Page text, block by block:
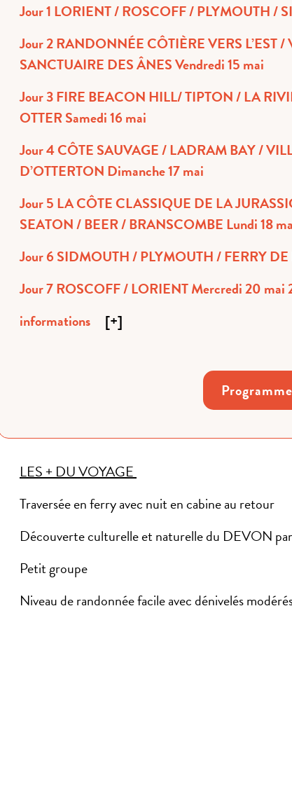
Jour 1 LORIENT / ROSCOFF / PLYMOUTH
Jour 2 RANDONNÉE CÔTIÈRE VERS L’EST / VISITE DU
SANCTUAIRE DES ÂNES Vendredi 15 mai
Jour 3 FIRE BEACON HILL/ TIPTON / LA RIVIÈRE
OTTER Samedi 16 mai
Jour 4 CÔTE SAUVAGE / LADRAM BAY / VILLAGE
D’OTTERTON Dimanche 17 mai
Jour 5 LA CÔTE CLASSIQUE DE LA JURASSIC COAST /
SEATON / BEER / BRANSCOMBE Lundi 18
Jour 6 SIDMOUTH / PLYMOUTH / FERRY
Jour 7 ROSCOFF / LORIENT Mercredi 20
informations
[+]
LES + DU VOYAGE
Traversée en ferry avec nuit en cabine au retour
Découverte culturelle et naturelle du DEVON
Petit groupe
Niveau de randonnée facile avec dénivelés